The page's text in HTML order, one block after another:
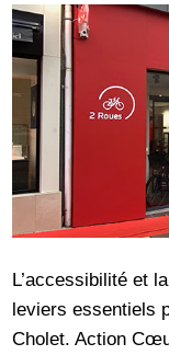
L’accessibilité et
leviers essentiels
Cholet. Action